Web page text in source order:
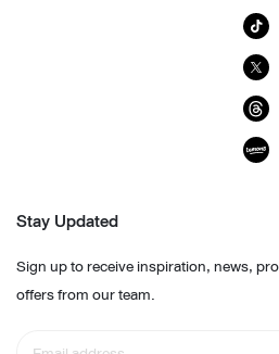
Stay Updated
Sign up to receive inspiration, news,
offers from our team.